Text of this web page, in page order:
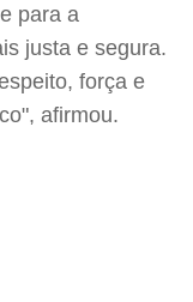
para a
justa e segura.
força e
afirmou.